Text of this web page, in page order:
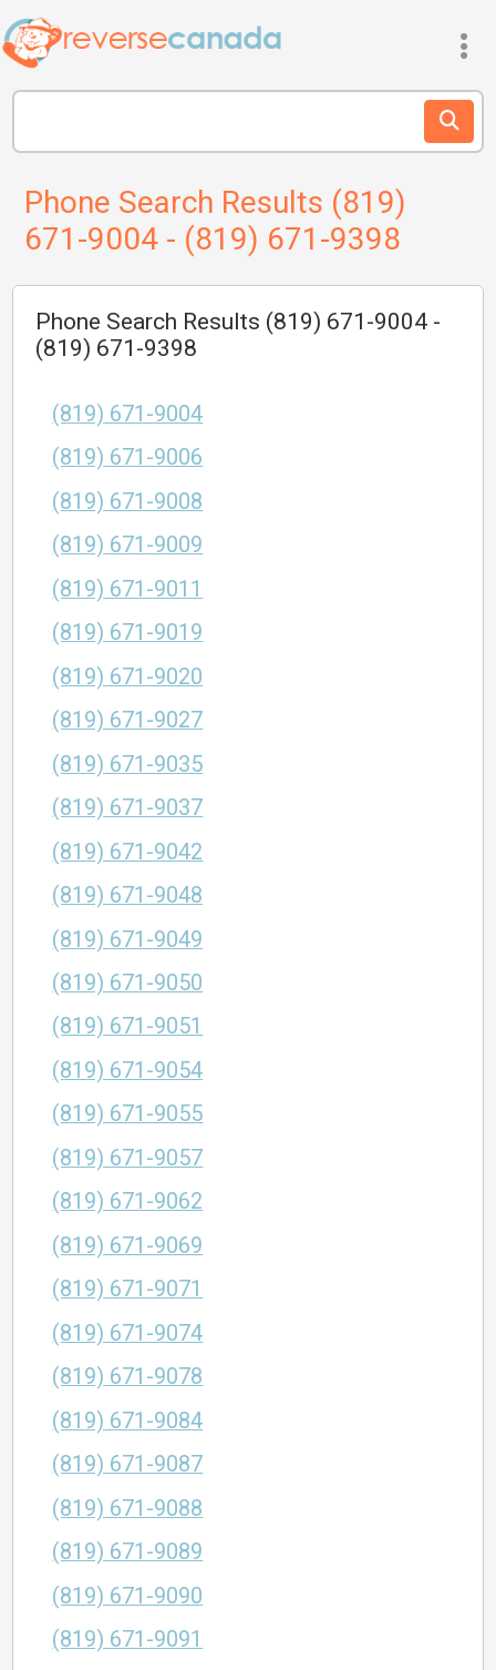
Phone Search Results (819)
671-9004 - (819) 671-9398
Phone Search Results (819) 671-9004 -
(819) 671-9398
(819) 671-9004
(819) 671-9006
(819) 671-9008
(819) 671-9009
(819) 671-9011
(819) 671-9019
(819) 671-9020
(819) 671-9027
(819) 671-9035
(819) 671-9037
(819) 671-9042
(819) 671-9048
(819) 671-9049
(819) 671-9050
(819) 671-9051
(819) 671-9054
(819) 671-9055
(819) 671-9057
(819) 671-9062
(819) 671-9069
(819) 671-9071
(819) 671-9074
(819) 671-9078
(819) 671-9084
(819) 671-9087
(819) 671-9088
(819) 671-9089
(819) 671-9090
(819) 671-9091